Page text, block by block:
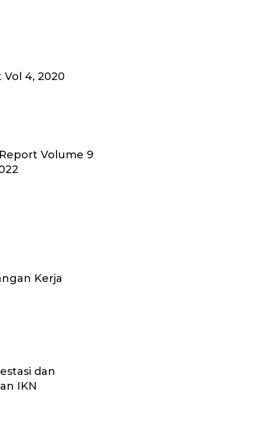
4, 2020
Volume 9
Kerja
dan
IKN